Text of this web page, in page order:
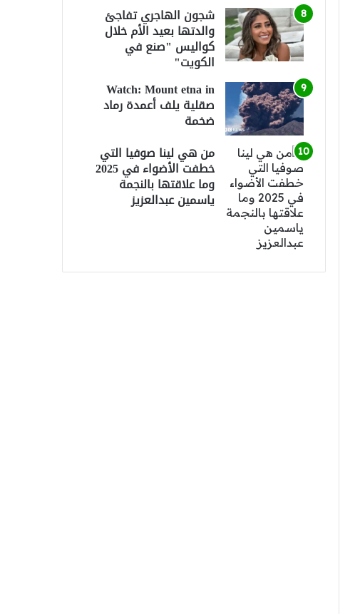
شجون الهاجري تفاجئ
والدتها بعيد الأم خلال
كواليس "صنع في
الكويت"
Watch: Mount etna in
صقلية يلف أعمدة رماد
ضخمة
من هي لينا صوفيا التي
خطفت الأضواء في 2025
وما علاقتها بالنجمة
ياسمين عبدالعزيز